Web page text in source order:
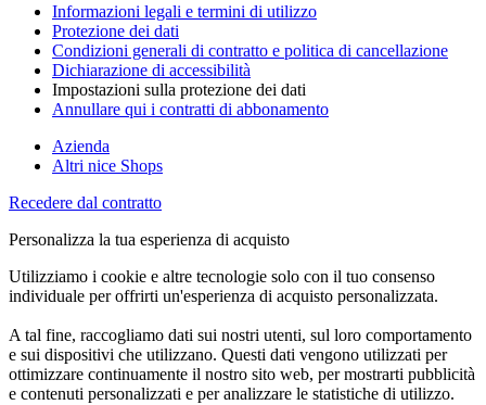
Informazioni legali e termini di utilizzo
Protezione dei dati
Condizioni generali di contratto e politica di cancellazione
Dichiarazione di accessibilità
Impostazioni sulla protezione dei dati
Annullare qui i contratti di abbonamento
Azienda
Altri nice Shops
Recedere dal contratto
Personalizza la tua esperienza di acquisto
Utilizziamo i cookie e altre tecnologie solo con il tuo consenso
individuale per offrirti un'esperienza di acquisto personalizzata.
A tal fine, raccogliamo dati sui nostri utenti, sul loro comportamento
e sui dispositivi che utilizzano. Questi dati vengono utilizzati per
ottimizzare continuamente il nostro sito web, per mostrarti pubblicità
e contenuti personalizzati e per analizzare le statistiche di utilizzo.